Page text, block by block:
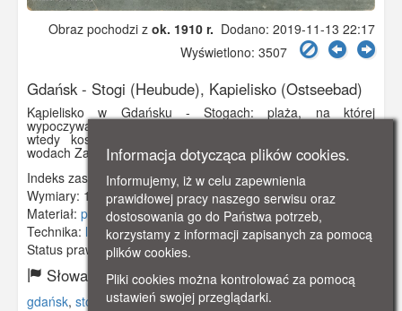
Obraz pochodzi z ok. 1910 r. Dodano: 2019-11-13 22:17
Wyświetlono: 3507
Gdańsk - Stogi (Heubude), Kapielisko (Ostseebad)
Kąpielisko w Gdańsku - Stogach: plaża, na której
wypoczywają kuracjusze. Wielu z nich korzysta z modnych
wtedy koszy wiklinowych, niektórzy odbywają rejsy po
wodach Zatoki Gdańskiej żaglówkami.
Indeks zasobu:GSP01886
Wymiary: 138 x 86 mm
Materiał: pocztówka
Technika: litografia
Status prawny:Użycie Niekomercyjne
Słowa kluczowe:
gdańsk, stogi ,kąpilisko ,plaża ,kuracjusze,
Informacja dotycząca plików cookies.
Informujemy, iż w celu zapewnienia
prawidłowej pracy naszego serwisu oraz
dostosowania go do Państwa potrzeb,
korzystamy z informacji zapisanych za pomocą
plików cookies.
Pliki cookies można kontrolować za pomocą
ustawień swojej przeglądarki.